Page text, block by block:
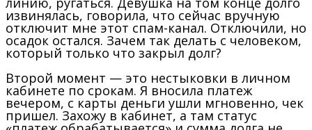
извинялась, говорила, что сейчас вручную
отключит мне этот спам-канал. Отключили, но
осадок остался. Зачем так делать с человеком,
который только что закрыл долг?
Второй момент — это нестыковки в личном
кабинете по срокам. Я вносила платеж
вечером, с карты деньги ушли мгновенно, чек
пришел. Захожу в кабинет, а там статус